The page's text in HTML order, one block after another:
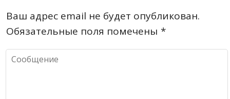
Ваш адрес email не будет опубликован.
Обязательные поля помечены *